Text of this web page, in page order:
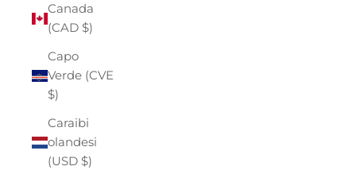
Canada
(CAD $)
Capo
Verde (CVE
$)
Caraibi
olandesi
(USD $)